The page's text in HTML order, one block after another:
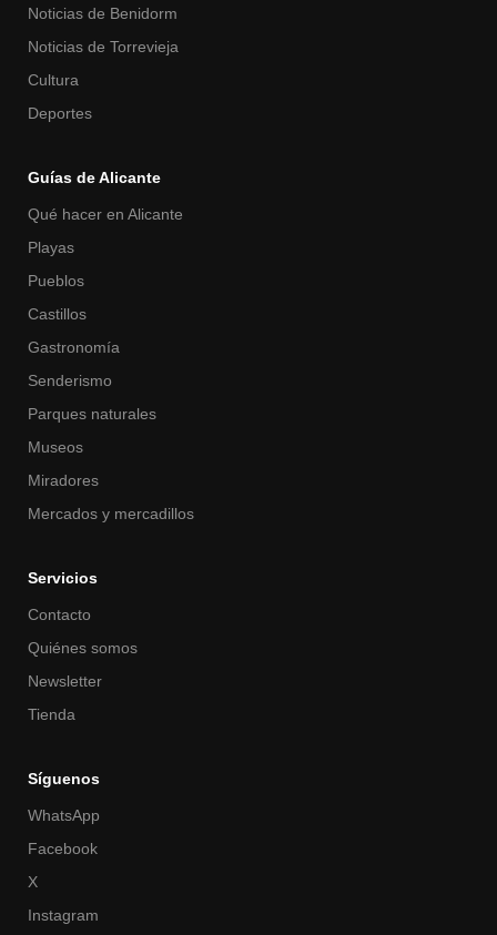
Noticias de Benidorm
Noticias de Torrevieja
Cultura
Deportes
Guías de Alicante
Qué hacer en Alicante
Playas
Pueblos
Castillos
Gastronomía
Senderismo
Parques naturales
Museos
Miradores
Mercados y mercadillos
Servicios
Contacto
Quiénes somos
Newsletter
Tienda
Síguenos
WhatsApp
Facebook
X
Instagram